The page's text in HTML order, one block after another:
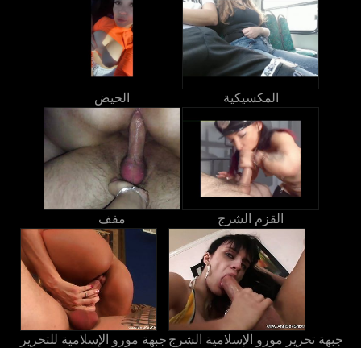
الحيض المكسيكية
مفف القزم الشرج
جبهة مورو الإسلامية للتحرير جبهة تحرير مورو الإسلامية الشرج